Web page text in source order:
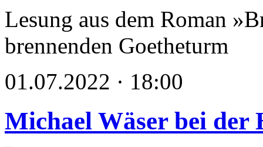
Lesung aus dem Roman
brennenden Goetheturm
01.07.2022 · 18:00
Michael Wäser bei der